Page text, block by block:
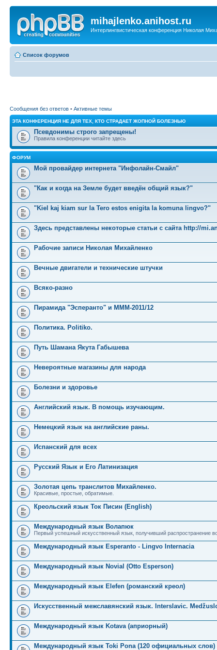
mihajlenko.anihost.ru
Интерлингвистическая конференция Николая
Список форумов
Сообщения без ответов • Активные темы
ЭТА КОНФЕРЕНЦИЯ НЕ ДЛЯ ТЕХ, КТО СТРАДАЕТ ЖОПНОЙ БОЛЕЗНЬЮ
Псевдонимы строго запрещены!
Правила конференции читайте здесь
ФОРУМ
Мой провайдер интернета "Инфолайн-Смайл"
"Как и когда на Земле будет введён общий язык?"
"Kiel kaj kiam sur la Tero estos enigita la komuna lingvo?"
Здесь представлены некоторые статьи с сайта http://
Рабочие записи Николая Михайленко
Вечные двигатели и технические штучки
Всяко-разно
Пирамида "Эсперанто" и MMM-2011/12
Политика. Politiko.
Путь Шамана Якута Габышева
Невероятные магазины для народа
Болезни и здоровье
Английский язык. В помощь изучающим.
Немецкий язык на английские раны.
Испанский для всех
Русский Язык и Его Латинизация
Золотая цепь транслитов Михайленко.
Красивые, простые, обратимые.
Креольский язык Ток Писин (English)
Международный язык Волапюк
Первый успешный искусственный язык, получивший распространение
Международный язык Esperanto - Lingvo Internacia
Международный язык Novial (Otto Esperson)
Международный язык Elefen (романский креол)
Искусственный межславянский язык. Interslavic.
Международный язык Kotava (априорный)
Международный язык Toki Pona (120 официальных слов)